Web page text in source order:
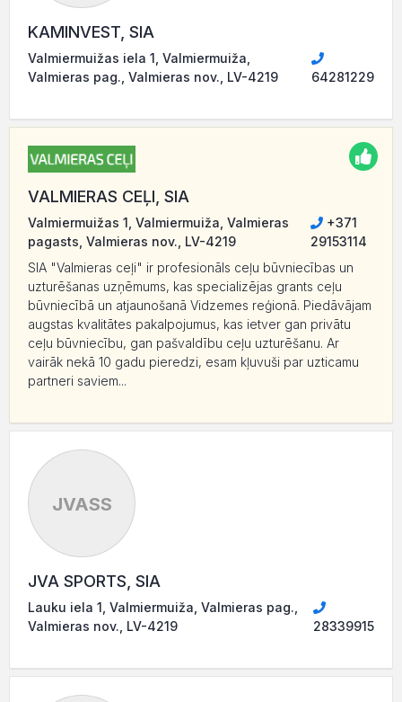
KAMINVEST, SIA
Valmiermuižas iela 1, Valmiermuiža,
Valmieras pag., Valmieras nov., LV-4219
64281229
VALMIERAS CEĻI, SIA
Valmiermuižas 1, Valmiermuiža, Valmieras
pagasts, Valmieras nov., LV-4219
+371
29153114
SIA "Valmieras ceļi" ir profesionāls ceļu būvniecības un
uzturēšanas uzņēmums, kas specializējas grants ceļu
būvniecībā un atjaunošanā Vidzemes reģionā. Piedāvājam
augstas kvalitātes pakalpojumus, kas ietver gan privātu
ceļu būvniecību, gan pašvaldību ceļu uzturēšanu. Ar
vairāk nekā 10 gadu pieredzi, esam kļuvuši par uzticamu
partneri saviem...
JVASS
JVA SPORTS, SIA
Lauku iela 1, Valmiermuiža, Valmieras pag.,
Valmieras nov., LV-4219
28339915